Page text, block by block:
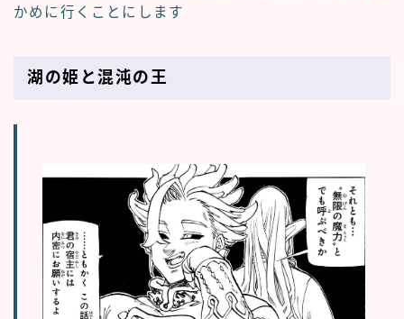
かめに行くことにします
湖の姫と混沌の王